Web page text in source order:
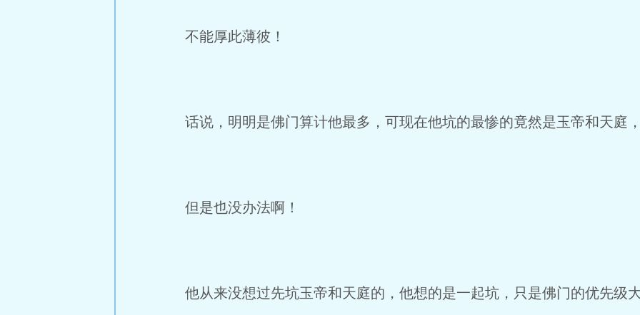
不能厚此薄彼！
话说，明明是佛门算计他最多，可现在他坑的最惨的竟然是玉帝和天庭
但是也没办法啊！
他从来没想过先坑玉帝和天庭的，他想的是一起坑，只是佛门的优先级